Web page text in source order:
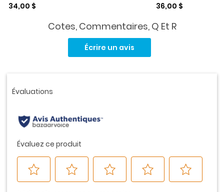
Prix de solde
34,00 $ Prix de solde
36,00 $
Cotes, Commentaires, Q Et R
la
Écrire un avis